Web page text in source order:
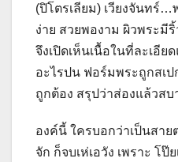
(ปิโตรเลียม) เวียงจันทร์
ง่าย สวยพองาม ผิวพระมี
จึงเปิดเห็นเนื้อในที่ละเอีย
อะไรปน ฟอร์มพระถูกสเ
ถูกต้อง สรุปว่าส่องแล้วส
องค์นี้ ใครบอกว่าเป็นสาย
จัก ก็จบเห่เอวัง เพราะ โ